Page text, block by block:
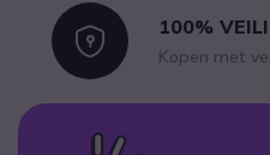
Icon100%
Kopen met